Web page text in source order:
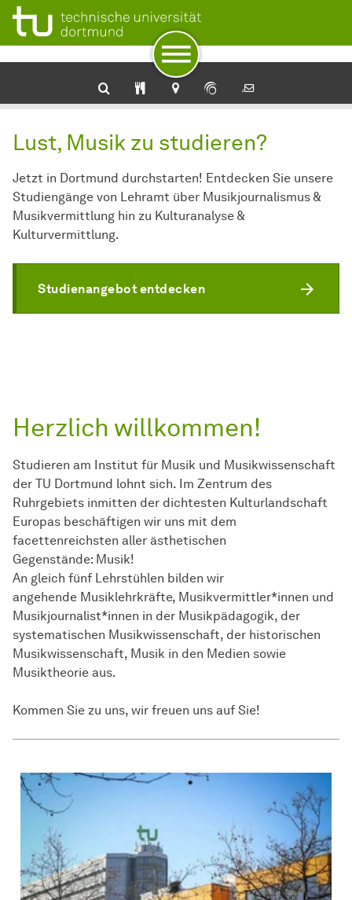
Zur Navigation
Zum Schnellzugriff
Zum Fuß der Seite mit weiteren Services
Zum Inhalt
Zur Startseite
Institut für Musik und Musikwissenschaft
Lust, Musik zu studieren?
Jetzt in Dortmund durchstarten! Entdecken Sie unsere
Studiengänge von Lehramt über Musikjournalismus &
Musikvermittlung hin zu Kulturanalyse &
Kulturvermittlung.
Studienangebot entdecken
Herzlich willkommen!
Studieren am Institut für Musik und Musikwissenschaft
der TU Dortmund lohnt sich. Im Zentrum des
Ruhrgebiets inmitten der dichtesten Kulturlandschaft
Europas beschäftigen wir uns mit dem
facettenreichsten aller ästhetischen
Gegenstände: Musik!
An gleich fünf Lehrstühlen bilden wir
angehende Musiklehrkräfte, Musikvermittler*innen und
Musikjournalist*innen in der Musikpädagogik, der
systematischen Musikwissenschaft, der historischen
Musikwissenschaft, Musik in den Medien sowie
Musiktheorie aus.
Kommen Sie zu uns, wir freuen uns auf Sie!